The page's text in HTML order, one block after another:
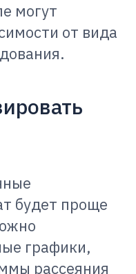
могут
от вида
будет проще
графики,
рассеяния